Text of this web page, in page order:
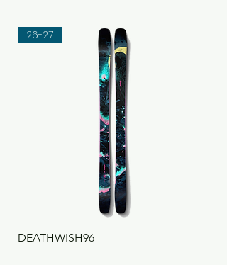
26-27
DEATHWISH96